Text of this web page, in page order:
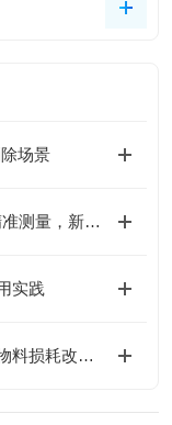
场景
多用途静电测量仪实操指南：几步解锁精准测量，新手也能轻松上手
实践
DIT离子棒在印刷包装产线的静电控制与物料损耗改善实践